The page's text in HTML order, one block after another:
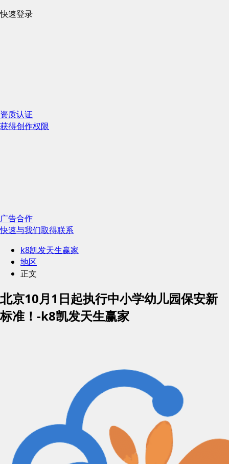
快速登录
资质认证
获得创作权限
广告合作
快速与我们取得联系
k8凯发天生赢家
地区
正文
北京10月1日起执行中小学幼儿园保安新
标准！-k8凯发天生赢家